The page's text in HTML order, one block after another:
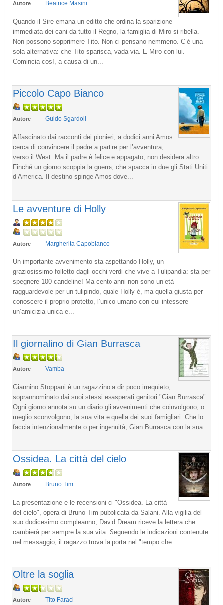
Autore Beatrice Masini
Quando il Sire emana un editto che ordina la sparizione
immediata dei cani da tutto il Regno, la famiglia di Miro si ribella.
Non possono sopprimere Tito. Non ci pensano nemmeno. C’è una
sola alternativa: che Tito sparisca, vada via. E Miro con lui.
Comincia così, a causa di un...
Piccolo Capo Bianco
Autore Guido Sgardoli
Affascinato dai racconti dei pionieri, a dodici anni Amos
cerca di convincere il padre a partire per l’avventura,
verso il West. Ma il padre è felice e appagato, non desidera altro.
Finché un giorno scoppia la guerra, che spacca in due gli Stati Uniti
d’America. Il destino spinge Amos dove...
Le avventure di Holly
Autore Margherita Capobianco
Un importante avvenimento sta aspettando Holly, un
graziosissimo folletto dagli occhi verdi che vive a Tulipandia: sta per
spegnere 100 candeline! Ma cento anni non sono un’età
ragguardevole per un tulipindo, quale Holly è, ma quella giusta per
conoscere il proprio protetto, l’unico umano con cui intessere
un’amicizia unica e...
Il giornalino di Gian Burrasca
Autore Vamba
Giannino Stoppani è un ragazzino a dir poco irrequieto,
soprannominato dai suoi stessi esasperati genitori "Gian Burrasca".
Ogni giorno annota su un diario gli avvenimenti che coinvolgono, o
meglio sconvolgono, la sua vita e quella dei suoi famigliari. Che lo
faccia intenzionalmente o per ingenuità, Gian Burrasca con la sua...
Ossidea. La città del cielo
Autore Bruno Tim
La presentazione e le recensioni di "Ossidea. La città
del cielo", opera di Bruno Tim pubblicata da Salani. Alla vigilia del
suo dodicesimo compleanno, David Dream riceve la lettera che
cambierà per sempre la sua vita. Seguendo le indicazioni contenute
nel messaggio, il ragazzo trova la porta nel "tempo che...
Oltre la soglia
Autore Tito Faraci